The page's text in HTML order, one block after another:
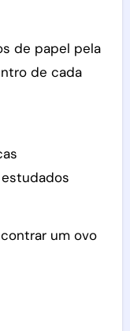
de papel pela
de cada
um ovo